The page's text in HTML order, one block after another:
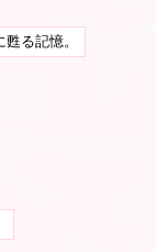
る記憶。